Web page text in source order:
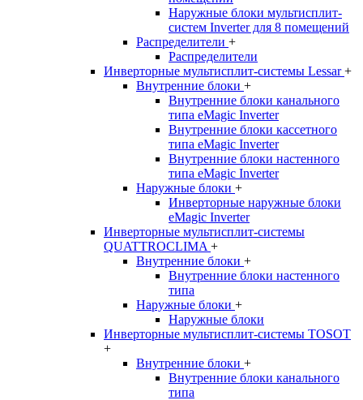
Наружные блоки мультисплит-
систем Inverter для 8 помещений
Распределители +
Распределители
Инверторные мультисплит-системы Lessar+
Внутренние блоки +
Внутренние блоки канального
типа eMagic Inverter
Внутренние блоки кассетного
типа eMagic Inverter
Внутренние блоки настенного
типа eMagic Inverter
Наружные блоки +
Инверторные наружные блоки
eMagic Inverter
Инверторные мультисплит-системы
QUATTROCLIMA +
Внутренние блоки +
Внутренние блоки настенного
типа
Наружные блоки +
Наружные блоки
Инверторные мультисплит-системы TOSOT
+
Внутренние блоки +
Внутренние блоки канального
типа